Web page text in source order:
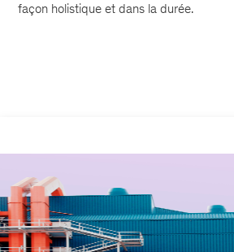
façon holistique et dans la durée.